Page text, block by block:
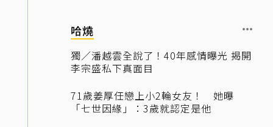
哈燒
獨／潘越雲全說了！40年感情曝光 揭開
李宗盛私下真面目
71歲姜厚任戀上小2輪女友！ 她曝
「七世因緣」：3歲就認定是他